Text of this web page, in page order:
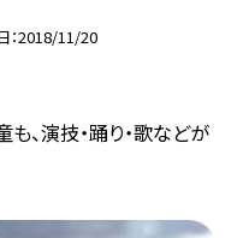
2018/11/20
も、演技・踊り・歌などが